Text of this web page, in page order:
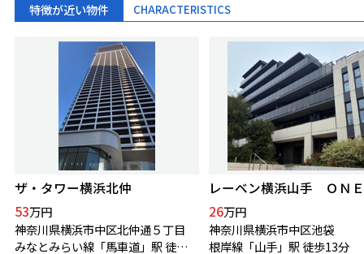
特徴が近い物件 CHARACTERISTICS
ザ・タワー横浜北仲
53万円
神奈川県横浜市中区北仲通５丁目
みなとみらい線「馬車道」駅 徒歩2分
26万円
神奈川県横浜市中区池袋
根岸線「山手」駅 徒歩13分